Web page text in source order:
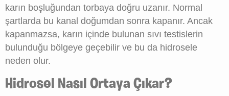
karın boşluğundan torbaya doğru uzanır. Normal
şartlarda bu kanal doğumdan sonra kapanır. Ancak
kapanmazsa, karın içinde bulunan sıvı testislerin
bulunduğu bölgeye geçebilir ve bu da hidrosele
neden olur.
Hidrosel Nasıl Ortaya Çıkar?